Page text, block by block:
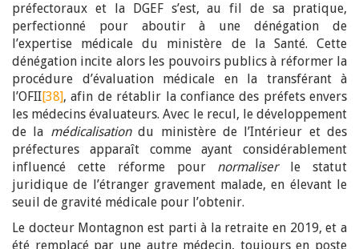
préfectoraux et la DGEF s’est, au fil de sa pratique,
perfectionné pour aboutir à une dénégation de
l’expertise médicale du ministère de la Santé. Cette
dénégation incite alors les pouvoirs publics à réformer la
procédure d’évaluation médicale en la transférant à
l’OFII[38], afin de rétablir la confiance des préfets envers
les médecins évaluateurs. Avec le recul, le développement
de la médicalisationdu ministère de l’Intérieur et des
préfectures apparaît comme ayant considérablement
influencé cette réforme pour normaliserle statut
juridique de l’étranger gravement malade, en élevant le
seuil de gravité médicale pour l’obtenir.
Le docteur Montagnon est parti à la retraite en 2019, et a
été remplacé par une autre médecin, toujours en poste